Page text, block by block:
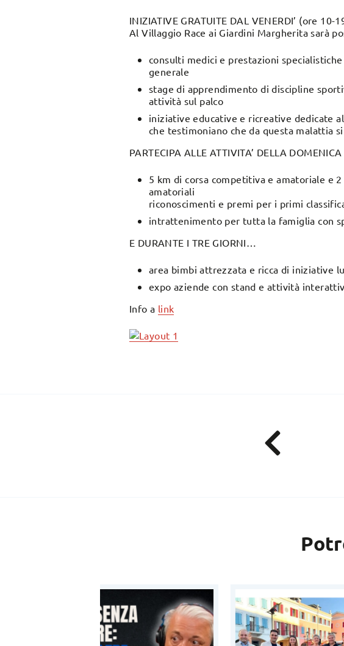
INIZIATIVE GRATUITE DAL VENERDI’ (ore 10-
Al Villaggio Race ai Giardini Margherita sarà
consulti medici e prestazioni
generale
stage di apprendimento di discipline
attività sul palco
iniziative educative e ricreative dedicate
che testimoniano che da questa malattia si
PARTECIPA ALLE ATTIVITA’ DELLA
5 km di corsa competitiva e amatoriale e
amatoriali
riconoscimenti e premi per i primi
intrattenimento per tutta la famiglia con
E DURANTE I TRE GIORNI…
area bimbi attrezzata e ricca di iniziative
expo aziende con stand e attività
Info a link